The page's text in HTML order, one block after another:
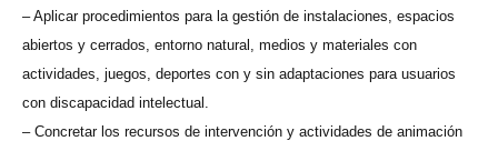
– Aplicar procedimientos para la gestión de instalaciones, espacios
abiertos y cerrados, entorno natural, medios y materiales con
actividades, juegos, deportes con y sin adaptaciones para usuarios
con discapacidad intelectual.
– Concretar los recursos de intervención y actividades de animación